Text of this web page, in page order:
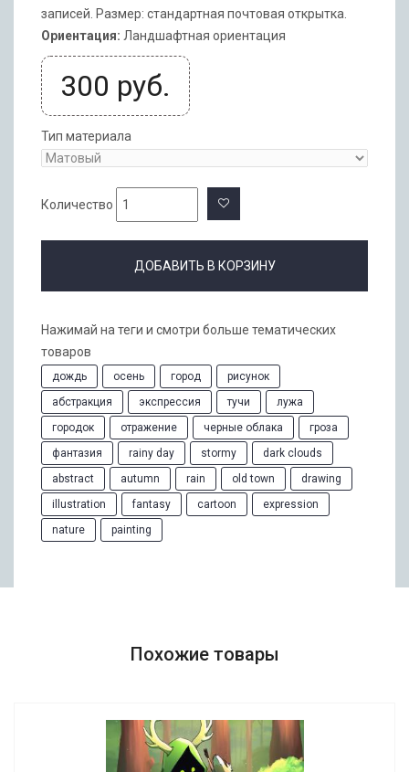
записей. Размер: стандартная почтовая открытка.
Ориентация: Ландшафтная ориентация
300 руб.
Тип материала
Количество
ДОБАВИТЬ В КОРЗИНУ
Нажимай на теги и смотри больше тематических
товаров
дождь осень город
рисунок
абстракция
экспрессия тучи
лужа
городок
отражение черные облака
гроза
фантазия
rainy day stormy
dark clouds
abstract
autumn rain old town
drawing
illustration
fantasy cartoon
expression
nature
painting
Похожие товары